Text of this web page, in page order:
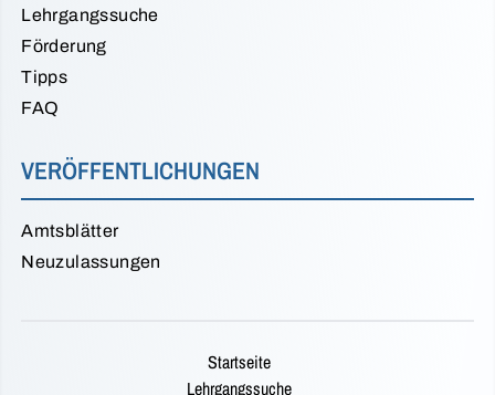
Lehrgangssuche
Förderung
Tipps
FAQ
VERÖFFENTLICHUNGEN
Amtsblätter
Neuzulassungen
Startseite
Lehrgangssuche